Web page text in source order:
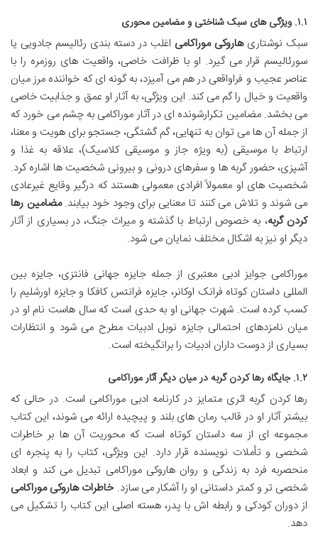
۱.۱. ویژگی های سبک شناختی و مضامین محوری
سبک نوشتاریهاروکی موراکامی اغلب در دسته بندی رئالیسم جادویی یا
سورئالیسم قرار می گیرد. او با ظرافت خاصی، واقعیت های روزمره را با
عناصر عجیب و فراواقعی در هم می آمیزد، به گونه ای که خواننده مرز میان
واقعیت و خیال را گم می کند. این ویژگی، به آثار او عمق و جذابیت خاصی
می بخشد. مضامین تکرارشونده ای در آثار موراکامی به چشم می خورد که
از جمله آن ها می توان به تنهایی، گم گشتگی، جستجو برای هویت و معنا،
ارتباط با موسیقی (به ویژه جاز و موسیقی کلاسیک)، علاقه به غذا و
آشپزی، حضور گربه ها و سفرهای درونی و بیرونی شخصیت ها اشاره کرد.
شخصیت های او معمولاً افرادی معمولی هستند که درگیر وقایع غیرعادی
می شوند و تلاش می کنند تا معنایی برای وجود خود بیابند.مضامین رها
کردن گربه، به خصوص ارتباط با گذشته و میراث جنگ، در بسیاری از آثار
دیگر او نیز به اشکال مختلف نمایان می شود.
موراکامی جوایز ادبی معتبری از جمله جایزه جهانی فانتزی، جایزه بین
المللی داستان کوتاه فرانک اوکانر، جایزه فرانتس کافکا و جایزه اورشلیم را
کسب کرده است. شهرت جهانی او به حدی است که سال هاست نام او در
میان نامزدهای احتمالی جایزه نوبل ادبیات مطرح می شود و انتظارات
بسیاری از دوست داران ادبیات را برانگیخته است.
۱.۲. جایگاه رها کردن گربه در میان دیگر آثار موراکامی
رها کردن گربه اثری متمایز در کارنامه ادبی موراکامی است. در حالی که
بیشتر آثار او در قالب رمان های بلند و پیچیده ارائه می شوند، این کتاب
مجموعه ای از سه داستان کوتاه است که محوریت آن ها بر خاطرات
شخصی و تأملات نویسنده قرار دارد. این ویژگی، کتاب را به پنجره ای
منحصربه فرد به زندگی و روان هاروکی موراکامی تبدیل می کند و ابعاد
شخصی تر و کمتر داستانی او را آشکار می سازد.خاطرات هاروکی موراکامی
از دوران کودکی و رابطه اش با پدر، هسته اصلی این کتاب را تشکیل می
دهد.